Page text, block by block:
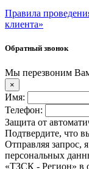
Правила
клиента»
Обратный звонок
Мы перезвоним
×
Имя:
Телефон:
Защита от
Подтвердите, что
Отправляя запрос,
персональных
«ТЗСК - Регион» в